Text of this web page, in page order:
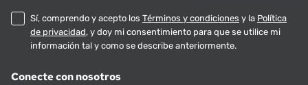
Sí, comprendo y acepto los Términos y condiciones y la Política
de privacidad, y doy mi consentimiento para que se utilice mi
información tal y como se describe anteriormente.
Conecte con nosotros